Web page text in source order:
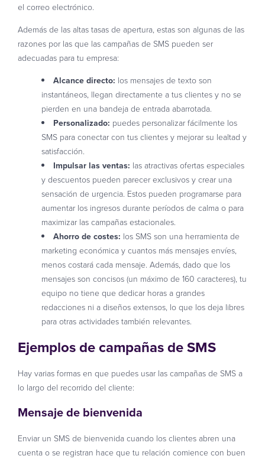
el correo electrónico.
Además de las altas tasas de apertura, estas son algunas de las
razones por las que las campañas de SMS pueden ser
adecuadas para tu empresa:
Alcance directo: los mensajes de texto son
instantáneos, llegan directamente a tus clientes y no se
pierden en una bandeja de entrada abarrotada.
Personalizado: puedes personalizar fácilmente los
SMS para conectar con tus clientes y mejorar su lealtad y
satisfacción.
Impulsar las ventas: las atractivas ofertas especiales
y descuentos pueden parecer exclusivos y crear una
sensación de urgencia. Estos pueden programarse para
aumentar los ingresos durante períodos de calma o para
maximizar las campañas estacionales.
Ahorro de costes: los SMS son una herramienta de
marketing económica y cuantos más mensajes envíes,
menos costará cada mensaje. Además, dado que los
mensajes son concisos (un máximo de 160 caracteres), tu
equipo no tiene que dedicar horas a grandes
redacciones ni a diseños extensos, lo que los deja libres
para otras actividades también relevantes.
Ejemplos de campañas de SMS
Hay varias formas en que puedes usar las campañas de SMS a
lo largo del recorrido del cliente:
Mensaje de bienvenida
Enviar un SMS de bienvenida cuando los clientes abren una
cuenta o se registran hace que tu relación comience con buen